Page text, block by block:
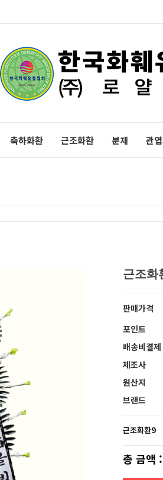
축하화환 근조화환 분재 관
근조화
판매가격
포인트
배송비결제
제조사
원산지
브랜드
근조화환9
총 금액 :